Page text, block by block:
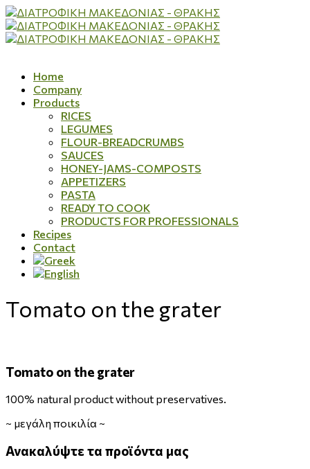
Home
Company
Products
RICES
LEGUMES
FLOUR-BREADCRUMBS
SAUCES
HONEY-JAMS-COMPOSTS
APPETIZERS
PASTA
READY TO COOK
PRODUCTS FOR PROFESSIONALS
Recipes
Contact
Tomato on the grater
Tomato on the grater
100% natural product without preservatives.
~ μεγάλη ποικιλία ~
Ανακαλύψτε τα προϊόντα μας